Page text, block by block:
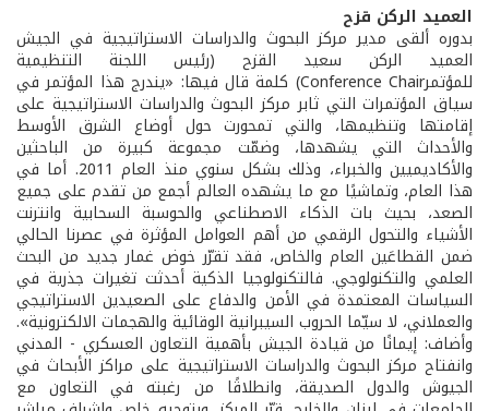
العميد الركن قزح
بدوره ألقى مدير مركز البحوث والدراسات الاستراتيجية في الجيش
العميد الركن سعيد القزح (رئيس اللجنة التنظيمية
للمؤتمرConference Chair) كلمة قال فيها: «يندرج هذا المؤتمر في
سياق المؤتمرات التي ثابر مركز البحوث والدراسات الاستراتيجية على
إقامتها وتنظيمها، والتي تمحورت حول أوضاع الشرق الأوسط
والأحداث التي يشهدها، وضمّت مجموعة كبيرة من الباحثين
والأكاديميين والخبراء، وذلك بشكل سنوي منذ العام 2011. أما في
هذا العام، وتماشيًا مع ما يشهده العالم أجمع من تقدم على جميع
الصعد، بحيث بات الذكاء الاصطناعي والحوسبة السحابية وانترنت
الأشياء والتحول الرقمي من أهم العوامل المؤثرة في عصرنا الحالي
ضمن القطاعَين العام والخاص، فقد تقرّر خوض غمار جديد من البحث
العلمي والتكنولوجي. فالتكنولوجيا الذكية أحدثت تغيرات جذرية في
السياسات المعتمدة في الأمن والدفاع على الصعيدين الاستراتيجي
والعملاني، لا سيّما الحروب السيبرانية الوقائية والهجمات الالكترونية».
وأضاف: إيمانًا من قيادة الجيش بأهمية التعاون العسكري - المدني
وانفتاح مركز البحوث والدراسات الاستراتيجية على مراكز الأبحاث في
الجيوش والدول الصديقة، وانطلاقًا من رغبته في التعاون مع